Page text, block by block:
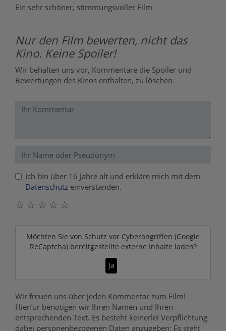
Ein sehr schöner, stimmungsvoller Film
Nur den Film bewerten, nicht das
Kino. Keine Spoiler!
Wir behalten uns vor, Kommentare die Spoiler und
Bewertungen des Kinos enthalten, zu löschen.
Ich bin über 16 Jahre alt und erkläre mich mit dem
Datenschutz einverstanden.
☆
☆
☆
☆
☆
Möchten Sie von Schutz vor Cyberangriffen (Google
ReCaptcha)bereitgestellte externe Inhalte laden?
Ja
Wir freuen uns über jeden Kommentar zum Film!
Hierfür benötigen wir Ihren Namen und Ihren
entsprechenden Text. Es besteht keinerlei Verpflichtung
dabei personenbezogenen Daten anzugeben: Es steht